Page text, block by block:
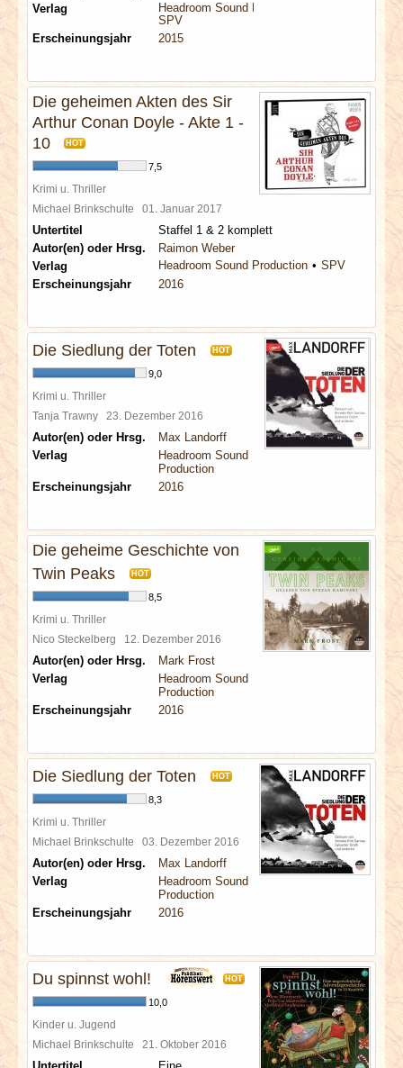
Verlag
Headroom Sound Production
SPV
Erscheinungsjahr
2015
Die geheimen Akten des Sir
Arthur Conan Doyle - Akte 1 -
10
HOT
7,5
Krimi u. Thriller
Michael Brinkschulte 01. Januar 2017
Untertitel
Staffel 1 & 2 komplett
Autor(en) oder Hrsg.
Raimon Weber
Verlag
Headroom Sound Production
SPV
Erscheinungsjahr
2016
Die Siedlung der Toten HOT
9,0
Krimi u. Thriller
Tanja Trawny 23. Dezember 2016
Autor(en) oder Hrsg.
Max Landorff
Verlag
Headroom Sound
Production
Erscheinungsjahr
2016
Die geheime Geschichte von
Twin Peaks
HOT
8,5
Krimi u. Thriller
Nico Steckelberg 12. Dezember 2016
Autor(en) oder Hrsg.
Mark Frost
Verlag
Headroom Sound
Production
Erscheinungsjahr
2016
Die Siedlung der Toten HOT
8,3
Krimi u. Thriller
Michael Brinkschulte 03. Dezember 2016
Autor(en) oder Hrsg.
Max Landorff
Verlag
Headroom Sound
Production
Erscheinungsjahr
2016
Du spinnst wohl! HOT
10,0
Kinder u. Jugend
Michael Brinkschulte 21. Oktober 2016